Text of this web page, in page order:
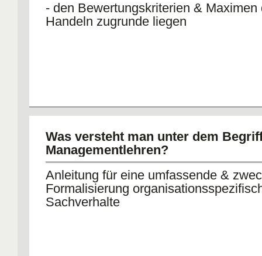
- den Bewertungskriterien & Maximen
Handeln zugrunde liegen
Was versteht man unter dem
Managementlehren?
Anleitung für eine umfassende &
Formalisierung
Sachverhalte